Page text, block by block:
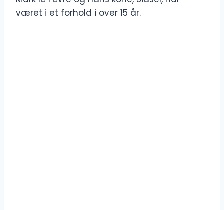
været i et forhold i over 15 år.